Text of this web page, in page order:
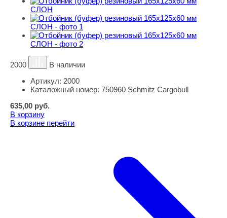
2000
В наличии
Артикул: 2000
Каталожный номер: 750960 Schmitz Cargobull
635,00 руб.
В корзину
В корзине перейти